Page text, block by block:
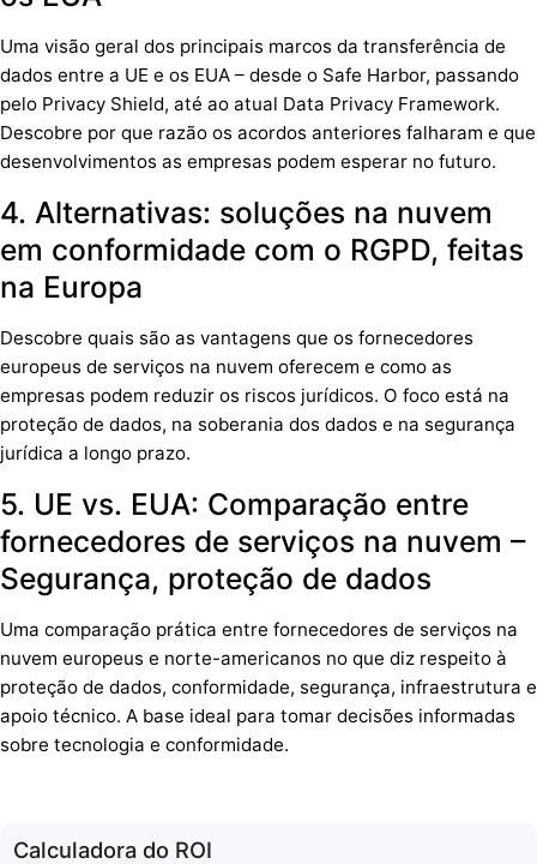
Uma visão geral dos principais marcos da transferência de
dados entre a UE e os EUA – desde o Safe Harbor, passando
pelo Privacy Shield, até ao atual Data Privacy Framework.
Descobre por que razão os acordos anteriores falharam e que
desenvolvimentos as empresas podem esperar no futuro.
4. Alternativas: soluções na nuvem
em conformidade com o RGPD, feitas
na Europa
Descobre quais são as vantagens que os fornecedores
europeus de serviços na nuvem oferecem e como as
empresas podem reduzir os riscos jurídicos. O foco está na
proteção de dados, na soberania dos dados e na segurança
jurídica a longo prazo.
5. UE vs. EUA: Comparação entre
fornecedores de serviços na nuvem –
Segurança, proteção de dados
Uma comparação prática entre fornecedores de serviços na
nuvem europeus e norte-americanos no que diz respeito à
proteção de dados, conformidade, segurança, infraestrutura e
apoio técnico. A base ideal para tomar decisões informadas
sobre tecnologia e conformidade.
Calculadora do ROI